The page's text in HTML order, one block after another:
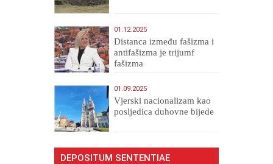
01.12.2025
Distanca između fašizma i
antifašizma je trijumf
fašizma
01.09.2025
​Vjerski nacionalizam kao
posljedica duhovne bijede
DEPOSITUM SENTENTIAE